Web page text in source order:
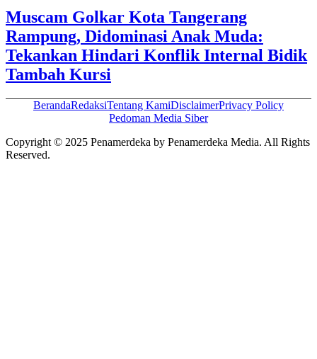
Muscam Golkar Kota Tangerang
Rampung, Didominasi Anak Muda:
Tekankan Hindari Konflik Internal Bidik
Tambah Kursi
BerandaRedaksiTentang KamiDisclaimerPrivacy Policy
Pedoman Media Siber
Copyright © 2025 Penamerdeka by Penamerdeka Media. All Rights
Reserved.